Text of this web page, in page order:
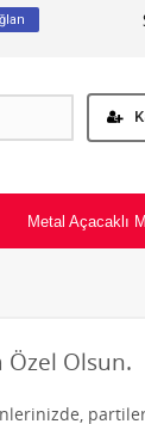
Metal Açacaklı
Olsun.